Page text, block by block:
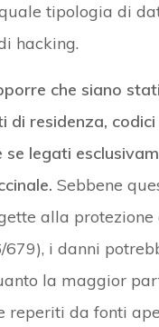
tipologia di
hacking.
che siano
di residenza,
se legati
Sebbene
alla protezione
679), i danni
la maggior
reperiti da fonti